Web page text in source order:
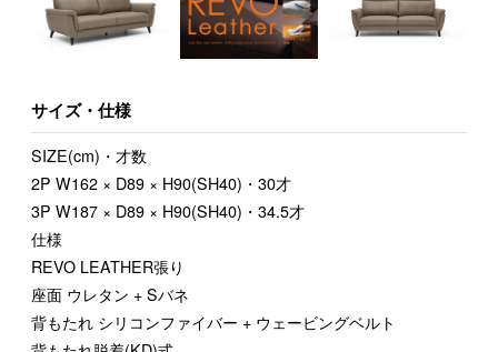
サイズ・仕様
SIZE(cm)・才数
2P W162 × D89 × H90(SH40)・30才
3P W187 × D89 × H90(SH40)・34.5才
仕様
REVO LEATHER張り
座面 ウレタン + Sバネ
背もたれ シリコンファイバー + ウェービングベルト